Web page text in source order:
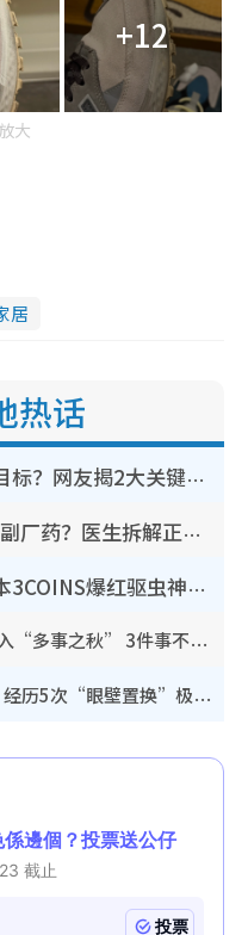
+12
大
居
热话
装修拆铁闸随时变贼人目标？网友揭2大关键用途：装新款等于白装？附新旧铁闸分别
网传公立医院改用内地/副厂药？医生拆解正副厂分别，揭4类人换药随时出事
怕虫人士夏季救星！日本3COINS爆红驱虫神器$45起 1招“全程免触碰”轻松搞定小强
立秋2026｜8月7日立秋进入“多事之秋” 3件事不可做！专家教6招开运 清杂物／钱包纳气接好运
台风白海豚料周日袭浙江！经历5次“眼壁置换”极罕见 成登陆内地最长途台风